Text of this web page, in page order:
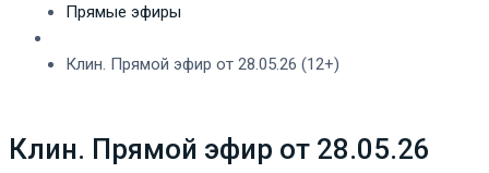
Прямые эфиры
Клин. Прямой эфир от 28.05.26 (12+)
Клин. Прямой эфир от 28.05.26